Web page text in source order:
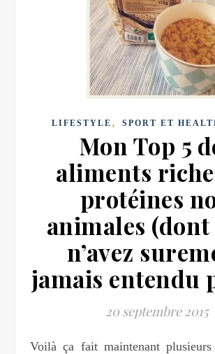
LIFESTYLE , SPORT ET
Mon Top 5
aliments
protéines
animales (dont
n’avez
jamais entendu
20 septembre 2015
Voilà ça fait maintenant plusieurs mois que je